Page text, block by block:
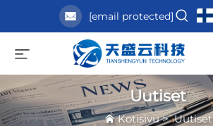
[email protected]
Uutiset
Kotisivu>Uutiset